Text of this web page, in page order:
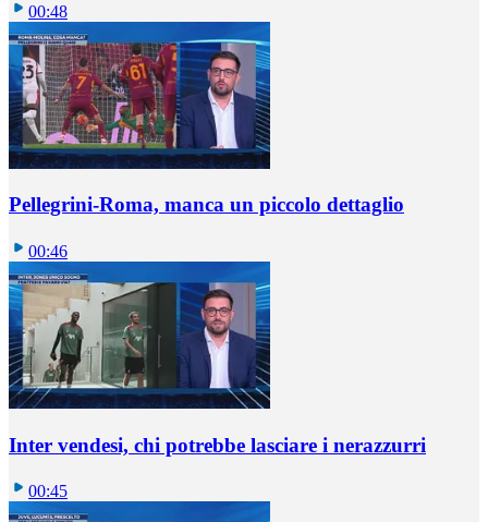
00:48
Pellegrini-Roma, manca un piccolo dettaglio
00:46
Inter vendesi, chi potrebbe lasciare i nerazzurri
00:45